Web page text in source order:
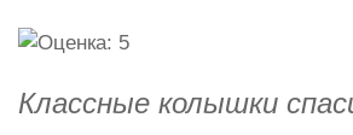
Классные колышки